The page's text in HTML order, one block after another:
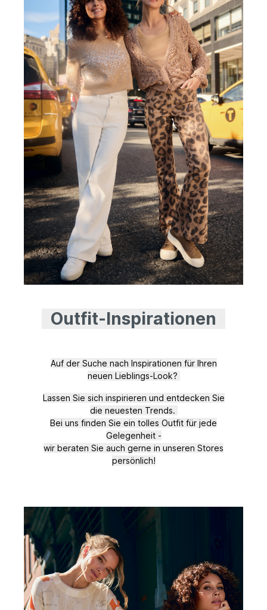
Outfit-Inspirationen
Auf der Suche nach Inspirationen für Ihren
neuen Lieblings-Look?
Lassen Sie sich inspirieren und entdecken Sie
die neuesten Trends.
Bei uns finden Sie ein tolles Outfit für jede
Gelegenheit -
wir beraten Sie auch gerne in unseren Stores
persönlich!